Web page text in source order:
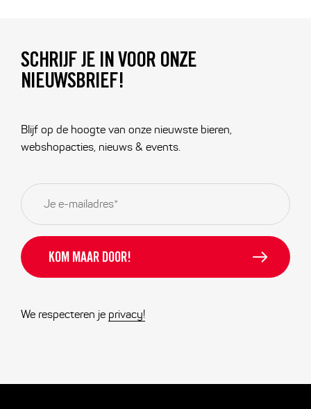
SCHRIJF JE IN VOOR ONZE
NIEUWSBRIEF!
Blijf op de hoogte van onze nieuwste bieren,
webshopacties, nieuws & events.
E-
mailadres *
We respecteren je privacy!